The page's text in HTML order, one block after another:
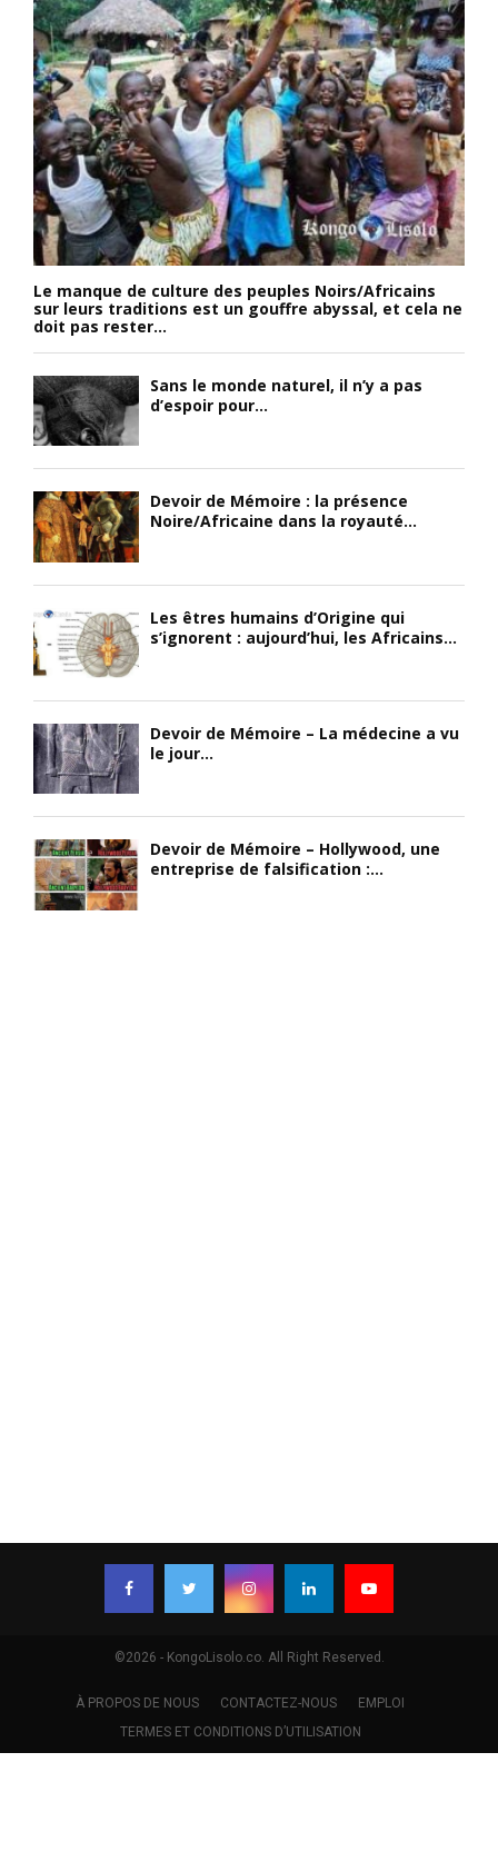
Le manque de culture des peuples Noirs/Africains
sur leurs traditions est un gouffre abyssal, et cela ne
doit pas rester...
Sans le monde naturel, il n’y a pas
d’espoir pour...
Devoir de Mémoire : la présence
Noire/Africaine dans la royauté...
Les êtres humains d’Origine qui
s’ignorent : aujourd’hui, les Africains...
Devoir de Mémoire – La médecine a vu
le jour...
Devoir de Mémoire – Hollywood, une
entreprise de falsification :...
©2026 - KongoLisolo.co. All Right Reserved.
À PROPOS DE NOUS CONTACTEZ-NOUS
EMPLOI
TERMES ET CONDITIONS D’UTILISATION